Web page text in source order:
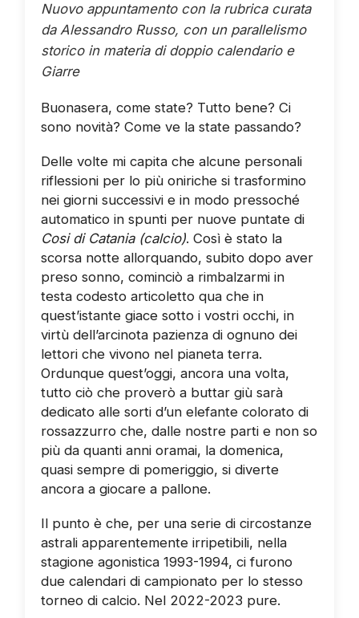
Nuovo appuntamento con la rubrica curata
da Alessandro Russo, con un parallelismo
storico in materia di doppio calendario e
Giarre
Buonasera, come state? Tutto bene? Ci
sono novità? Come ve la state passando?
Delle volte mi capita che alcune personali
riflessioni per lo più oniriche si trasformino
nei giorni successivi e in modo pressoché
automatico in spunti per nuove puntate di
Cosi di Catania (calcio). Così è stato la
scorsa notte allorquando, subito dopo aver
preso sonno, cominciò a rimbalzarmi in
testa codesto articoletto qua che in
quest’istante giace sotto i vostri occhi, in
virtù dell’arcinota pazienza di ognuno dei
lettori che vivono nel pianeta terra.
Ordunque quest’oggi, ancora una volta,
tutto ciò che proverò a buttar giù sarà
dedicato alle sorti d’un elefante colorato di
rossazzurro che, dalle nostre parti e non so
più da quanti anni oramai, la domenica,
quasi sempre di pomeriggio, si diverte
ancora a giocare a pallone.
Il punto è che, per una serie di circostanze
astrali apparentemente irripetibili, nella
stagione agonistica 1993-1994, ci furono
due calendari di campionato per lo stesso
torneo di calcio. Nel 2022-2023 pure.